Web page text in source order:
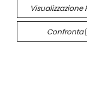
Visualizzazione
Confronta